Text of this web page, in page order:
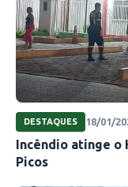
DESTAQUES 18/01/
Incêndio atinge o
Picos